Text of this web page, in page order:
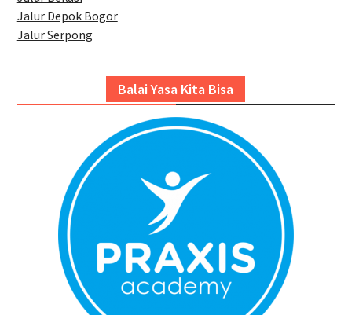
Jalur Depok Bogor
Jalur Serpong
Balai Yasa Kita Bisa